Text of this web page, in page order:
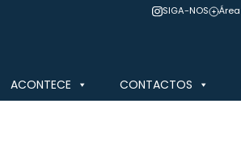
SIGA-NOS
ACONTECE CONTACTOS